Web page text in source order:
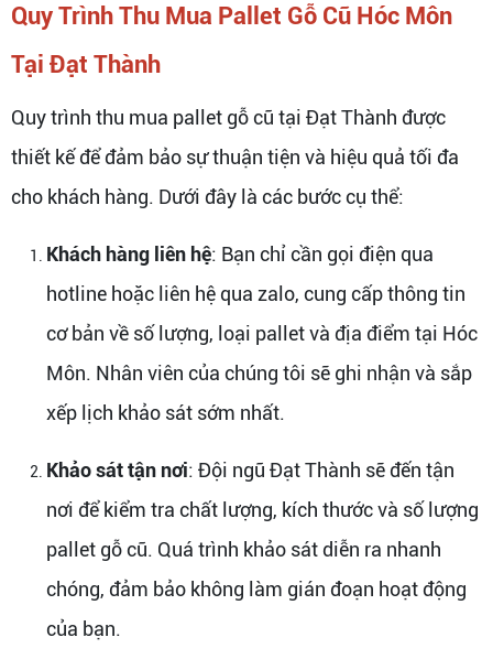
Quy Trình Thu Mua Pallet Gỗ Cũ Hóc Môn
Tại Đạt Thành
Quy trình thu mua pallet gỗ cũ tại Đạt Thành được
thiết kế để đảm bảo sự thuận tiện và hiệu quả tối đa
cho khách hàng. Dưới đây là các bước cụ thể:
Khách hàng liên hệ: Bạn chỉ cần gọi điện qua
hotline hoặc liên hệ qua zalo, cung cấp thông tin
cơ bản về số lượng, loại pallet và địa điểm tại Hóc
Môn. Nhân viên của chúng tôi sẽ ghi nhận và sắp
xếp lịch khảo sát sớm nhất.
Khảo sát tận nơi: Đội ngũ Đạt Thành sẽ đến tận
nơi để kiểm tra chất lượng, kích thước và số lượng
pallet gỗ cũ. Quá trình khảo sát diễn ra nhanh
chóng, đảm bảo không làm gián đoạn hoạt động
của bạn.